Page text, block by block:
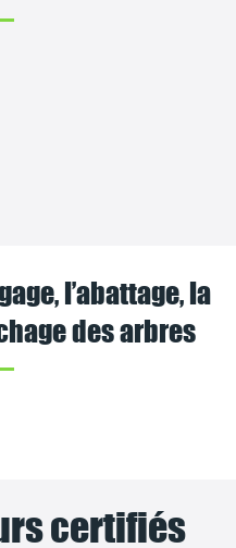
l’abattage, la
des arbres
certifiés